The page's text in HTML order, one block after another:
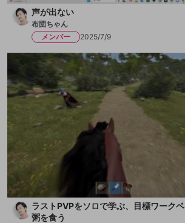
声が出ない
布団ちゃん
メンバー
2025/7/9
ラストPVPをソロで学ぶ、目標ワーク
粥を食う